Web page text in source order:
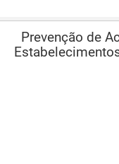
Prevenção de